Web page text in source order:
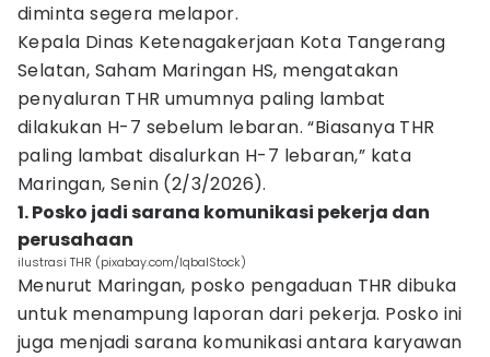
diminta segera melapor.
Kepala Dinas Ketenagakerjaan Kota Tangerang
Selatan, Saham Maringan HS, mengatakan
penyaluran THR umumnya paling lambat
dilakukan H-7 sebelum lebaran. “Biasanya THR
paling lambat disalurkan H-7 lebaran,” kata
Maringan, Senin (2/3/2026).
1. Posko jadi sarana komunikasi pekerja dan
perusahaan
ilustrasi THR (pixabay.com/IqbalStock)
Menurut Maringan, posko pengaduan THR dibuka
untuk menampung laporan dari pekerja. Posko ini
juga menjadi sarana komunikasi antara karyawan